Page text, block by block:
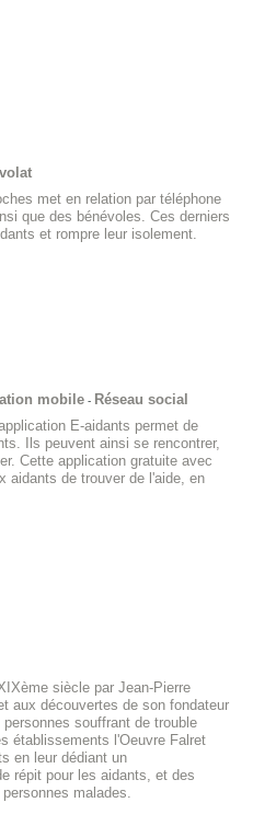
met en relation par téléphone
que des bénévoles. Ces derniers
et rompre leur isolement.
mobile - Réseau social
E-aidants permet de
Ils peuvent ainsi se rencontrer,
Cette application gratuite avec
aidants de trouver de l'aide, en
siècle par Jean-Pierre
aux découvertes de son fondateur
souffrant de trouble
établissements l'Oeuvre Falret
en leur dédiant un
répit pour les aidants, et des
malades.